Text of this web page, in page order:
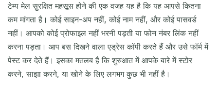
टेम्प मेल सुरक्षित महसूस होने की एक वजह यह है कि यह आपसे कितना
कम मांगता है। कोई साइन-अप नहीं, कोई नाम नहीं, और कोई पासवर्ड
नहीं। आपको कोई प्रोफाइल नहीं भरनी पड़ती या फोन नंबर लिंक नहीं
करना पड़ता। आप बस दिखने वाला एड्रेस कॉपी करते हैं और उसे फॉर्म में
पेस्ट कर देते हैं। इसका मतलब है कि शुरुआत में आपके बारे में स्टोर
करने, साझा करने, या खोने के लिए लगभग कुछ भी नहीं है।